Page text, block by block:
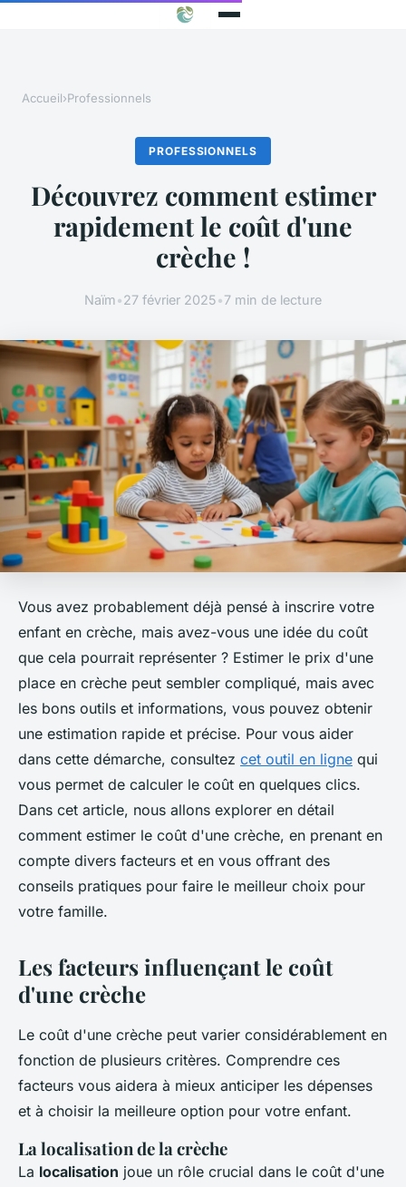
Accueil›Professionnels
PROFESSIONNELS
Découvrez comment estimer
rapidement le coût d'une
crèche !
Naïm•27 février 2025•7 min de lecture
Vous avez probablement déjà pensé à inscrire votre
enfant en crèche, mais avez-vous une idée du coût
que cela pourrait représenter ? Estimer le prix d'une
place en crèche peut sembler compliqué, mais avec
les bons outils et informations, vous pouvez obtenir
une estimation rapide et précise. Pour vous aider
dans cette démarche, consultez cet outil en ligne qui
vous permet de calculer le coût en quelques clics.
Dans cet article, nous allons explorer en détail
comment estimer le coût d'une crèche, en prenant en
compte divers facteurs et en vous offrant des
conseils pratiques pour faire le meilleur choix pour
votre famille.
Les facteurs influençant le coût
d'une crèche
Le coût d'une crèche peut varier considérablement en
fonction de plusieurs critères. Comprendre ces
facteurs vous aidera à mieux anticiper les dépenses
et à choisir la meilleure option pour votre enfant.
La localisation de la crèche
La localisation joue un rôle crucial dans le coût d'une